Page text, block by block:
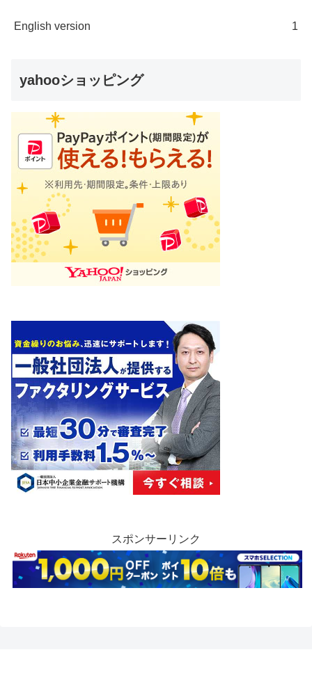
English version 1
yahooショッピング
スポンサーリンク